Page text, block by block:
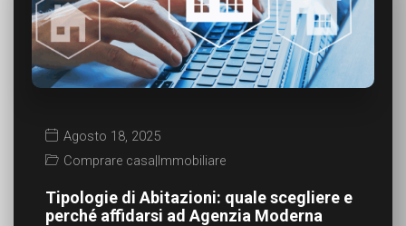
Agosto 18, 2025
Comprare casa|Immobiliare
Tipologie di Abitazioni: quale scegliere e
perché affidarsi ad Agenzia Moderna